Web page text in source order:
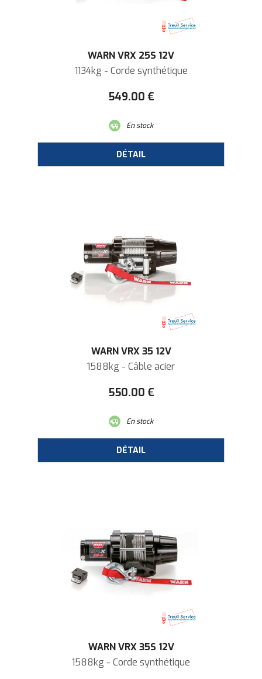
WARN VRX 25S 12V
1134kg - Corde synthétique
549.00 €
En stock
WARN VRX 35 12V
1588kg - Câble acier
550.00 €
En stock
WARN VRX 35S 12V
1588kg - Corde synthétique